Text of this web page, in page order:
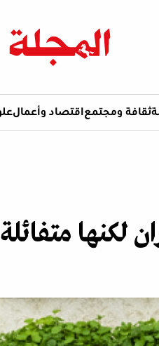
ثقافة ومجتمع اقتصاد وأعمال
لكنها